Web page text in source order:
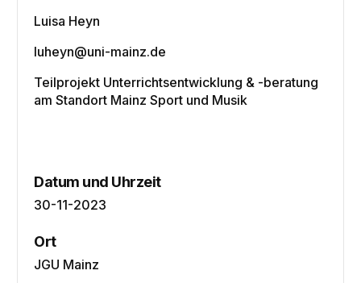
Luisa Heyn
luheyn@uni-mainz.de
Teilprojekt Unterrichtsentwicklung & -beratung
am Standort Mainz Sport und Musik
Datum und Uhrzeit
30-11-2023
Ort
JGU Mainz